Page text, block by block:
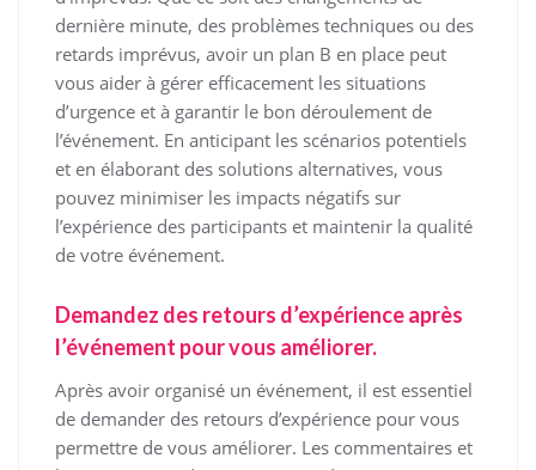
dernière minute, des problèmes techniques ou des
retards imprévus, avoir un plan B en place peut
vous aider à gérer efficacement les situations
d’urgence et à garantir le bon déroulement de
l’événement. En anticipant les scénarios potentiels
et en élaborant des solutions alternatives, vous
pouvez minimiser les impacts négatifs sur
l’expérience des participants et maintenir la qualité
de votre événement.
Demandez des retours d’expérience après
l’événement pour vous améliorer.
Après avoir organisé un événement, il est essentiel
de demander des retours d’expérience pour vous
permettre de vous améliorer. Les commentaires et